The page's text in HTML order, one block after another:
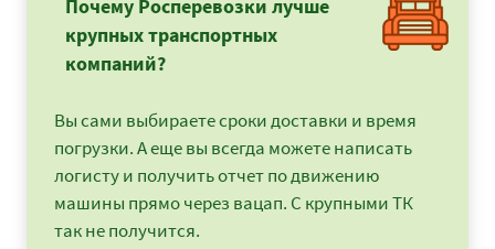
Почему Росперевозки лучше
крупных транспортных
компаний?
Вы сами выбираете сроки доставки и время
погрузки. А еще вы всегда можете написать
логисту и получить отчет по движению
машины прямо через вацап. С крупными ТК
так не получится.